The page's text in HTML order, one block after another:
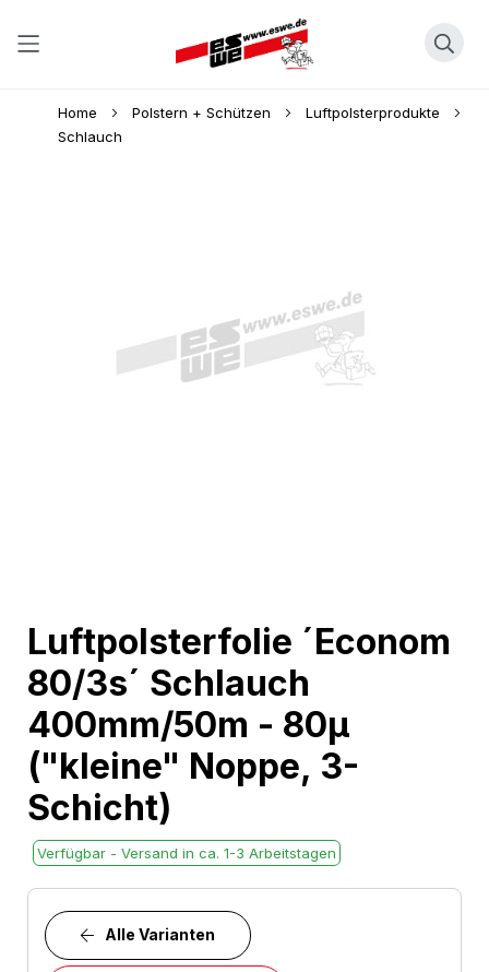
Home Polstern + Schützen
Luftpolsterprodukte
Schlauch
the
beginning
of
the
images
gallery
Luftpolsterfolie ´Econom
80/3s´ Schlauch
400mm/50m - 80µ
("kleine" Noppe, 3-
Schicht)
Verfügbar - Versand in ca. 1-3 Arbeitstagen
Alle Varianten